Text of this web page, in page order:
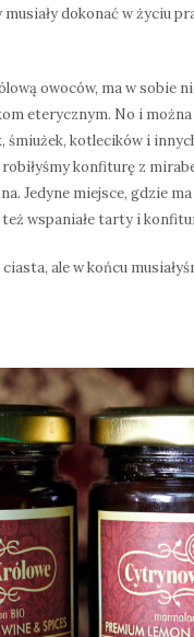
dokonać w życiu
owoców, ma w sobie
eterycznym. No i
śmiużek, kotlecików i
konfiturę z
Jedyne miejsce, gdzie
wspaniałe tarty i
ale w końcu